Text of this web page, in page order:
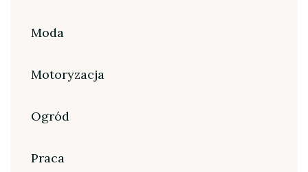
Moda
Motoryzacja
Ogród
Praca